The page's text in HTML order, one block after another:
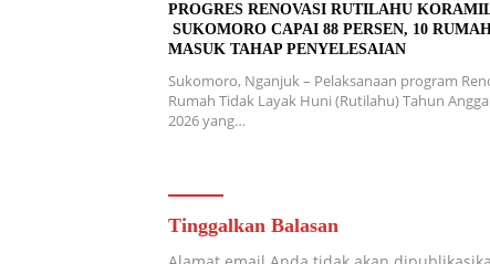
PROGRES RENOVASI RUTILAHU
SUKOMORO CAPAI 88 PERSEN, 10
MASUK TAHAP PENYELESAIAN
Sukomoro, Nganjuk – Pelaksanaan program
Rumah Tidak Layak Huni (Rutilahu) Tahun
2026 yang…
Tinggalkan Balasan